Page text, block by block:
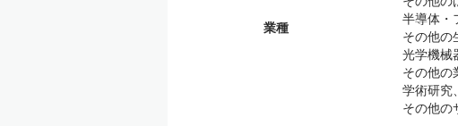
業種
半導体・
その他の
光学機械
その他の
学術研究
その他の